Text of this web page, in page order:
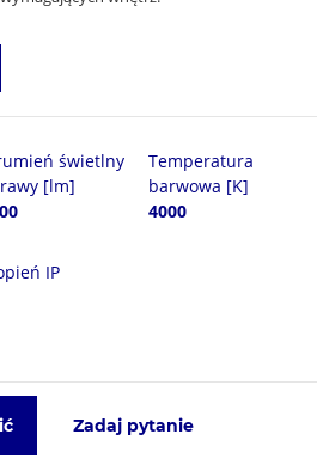
świetlny
[lm]
Temperatura
barwowa [K]
4000
IP
Zadaj pytanie